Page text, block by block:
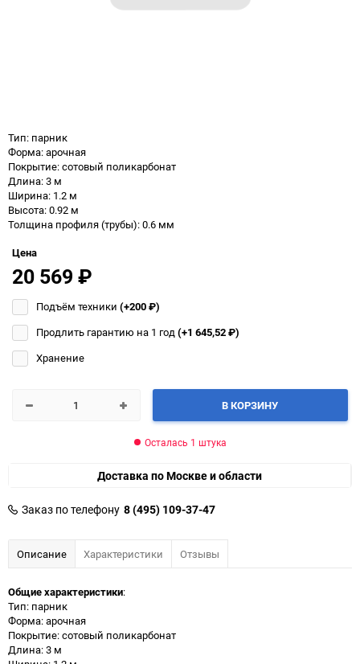
Тип: парник
Форма: арочная
Покрытие: сотовый поликарбонат
Длина: 3 м
Ширина: 1.2 м
Высота: 0.92 м
Толщина профиля (трубы): 0.6 мм
Цена
20 569 ₽
Подъём техники (+200₽)
Продлить гарантию на 1 год(+1 645,52₽)
Хранение
В КОРЗИНУ
Осталась 1 штука
Доставка по Москве и области
Заказ по телефону 8 (495) 109-37-47
Описание Характеристики Отзывы
Общие характеристики:
Тип: парник
Форма: арочная
Покрытие: сотовый поликарбонат
Длина: 3 м